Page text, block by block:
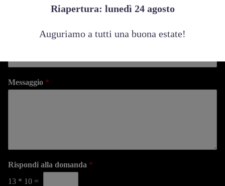
Messaggio *
Rispondi alla domanda *
13 * 10 =
Riapertura: lunedì 24 agosto
Auguriamo a tutti una buona estate!